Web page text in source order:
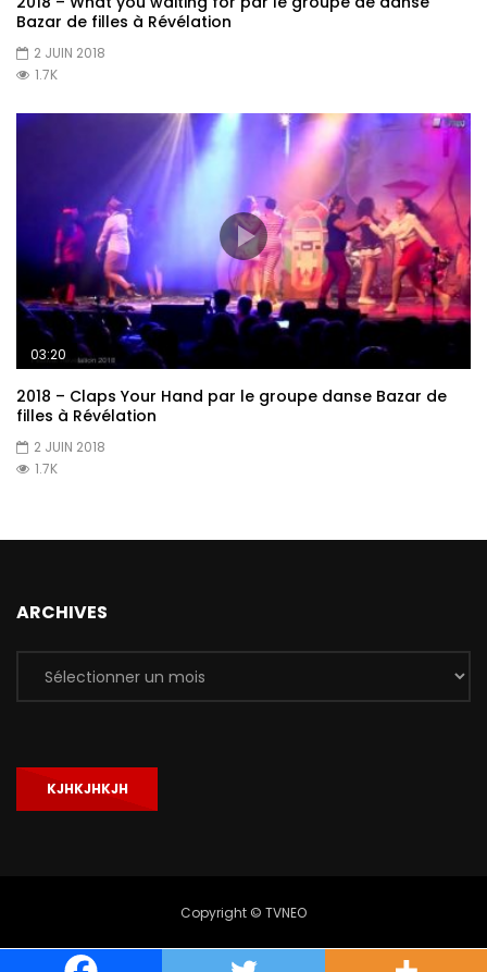
Bazar de filles à Révélation
2 JUIN 2018
1.7K
03:20
2018 – Claps Your Hand par le groupe danse Bazar de
filles à Révélation
2 JUIN 2018
1.7K
ARCHIVES
Archives
KJHKJHKJH
Copyright © TVNEO